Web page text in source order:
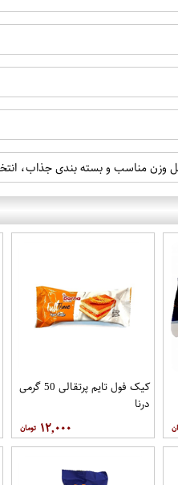
کیک فول تایم پرتقالی 50 گرمی
درنا
۱۲,۰۰۰